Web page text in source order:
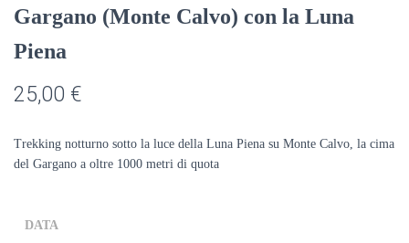
Gargano (Monte Calvo) con la Luna
Piena
25,00 €
Trekking notturno sotto la luce della Luna Piena su Monte Calvo, la cima
del Gargano a oltre 1000 metri di quota
DATA